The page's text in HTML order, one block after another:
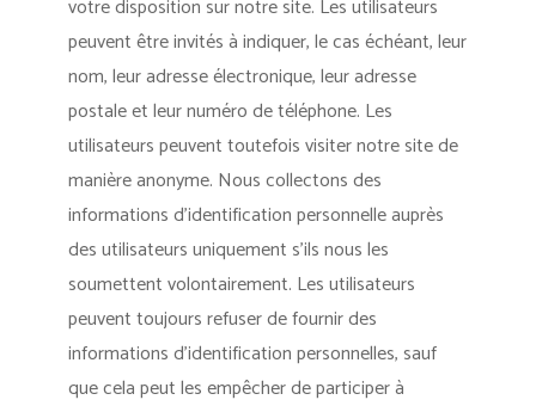
votre disposition sur notre site. Les utilisateurs
peuvent être invités à indiquer, le cas échéant, leur
nom, leur adresse électronique, leur adresse
postale et leur numéro de téléphone. Les
utilisateurs peuvent toutefois visiter notre site de
manière anonyme. Nous collectons des
informations d’identification personnelle auprès
des utilisateurs uniquement s’ils nous les
soumettent volontairement. Les utilisateurs
peuvent toujours refuser de fournir des
informations d’identification personnelles, sauf
que cela peut les empêcher de participer à